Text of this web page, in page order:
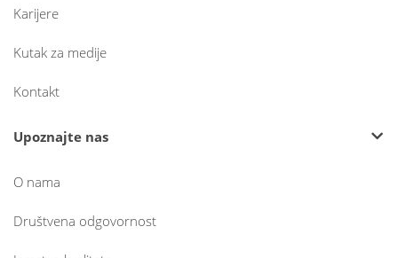
Karijere
Kutak za medije
Kontakt
Upoznajte nas
O nama
Društvena odgovornost